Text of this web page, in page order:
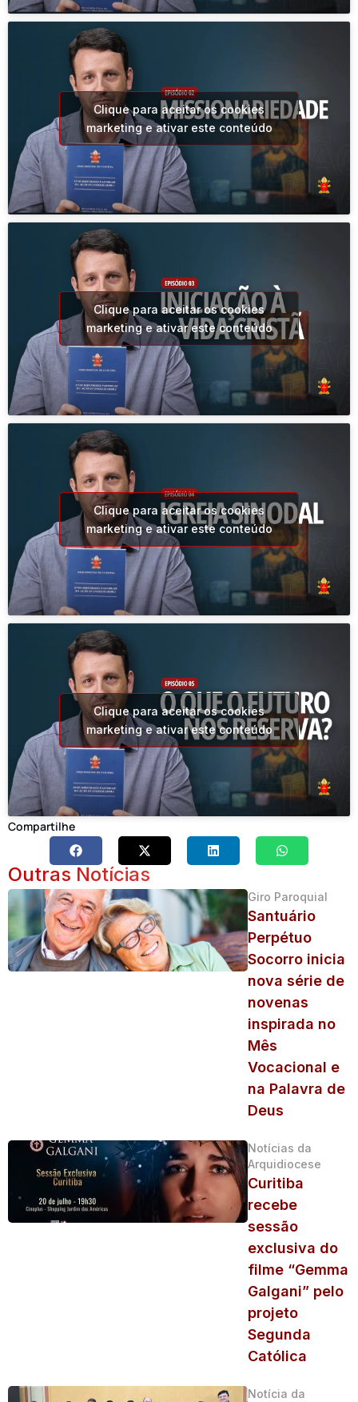
Clique para aceitar os cookies
marketing e ativar este conteúdo
Clique para aceitar os cookies
marketing e ativar este conteúdo
Clique para aceitar os cookies
marketing e ativar este conteúdo
Clique para aceitar os cookies
marketing e ativar este conteúdo
Compartilhe
Outras Notícias
Giro Paroquial
Santuário
Perpétuo
Socorro inicia
nova série de
novenas
inspirada no
Mês
Vocacional e
na Palavra de
Deus
Notícias da
Arquidiocese
Curitiba
recebe
sessão
exclusiva do
filme “Gemma
Galgani” pelo
projeto
Segunda
Católica
Notícia da